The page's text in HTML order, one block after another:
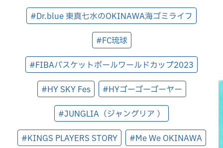
#Dr.blue 東真七水のOKINAWA海ゴミライフ
#FC琉球
#FIBAバスケットボールワールドカップ2023
#HY SKY Fes #HYゴーゴーゴーヤー
#JUNGLIA（ジャングリア ）
#KINGS PLAYERS STORY #Me We OKINAWA